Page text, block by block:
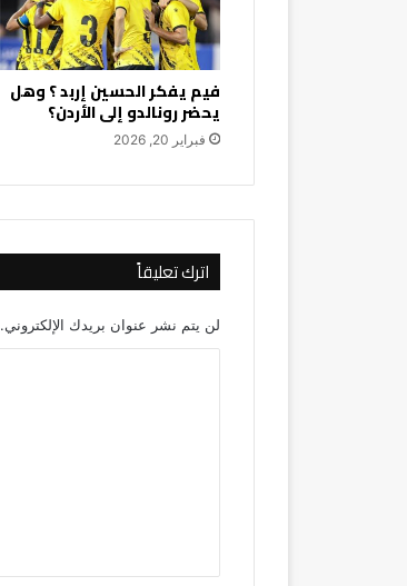
فيم يفكر الحسين إربد ؟ وهل
يحضر رونالدو إلى الأردن؟
فبراير 20, 2026
اترك تعليقاً
لن يتم نشر عنوان بريدك الإلكتروني.